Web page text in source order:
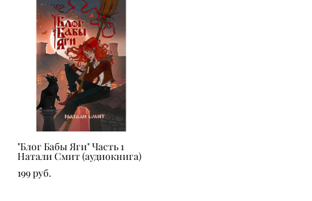
"Блог Бабы Яги" Часть 1
Натали Смит (аудиокнига)
199 pуб.